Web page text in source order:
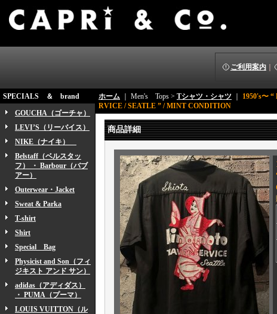
ご利用案内
SPECIALS ＆ brand
GOUCHA（ゴーチャ）
LEVI’S（リーバイス）
NIKE（ナイキ）
Belstaff（ベルスタッ
フ） ・ Barbour（バブ
アー）
Outerwear・Jacket
Sweat & Parka
T-shirt
Shirt
Special Bag
Physicist and Son（フィ
ジキスト アンド サン）
adidas（アディダス）
・ PUMA（プーマ）
LOUIS VUITTON（ル
ホーム ｜ Men's Tops > Tシャツ・シャツ
1950's〜
RVICE / SEATLE ” / MINT CONDITION
商品詳細